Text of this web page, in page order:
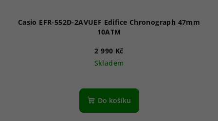
Casio EFR-552D-2AVUEF Edifice Chronograph 47mm
10ATM
2 990 Kč
Skladem
Do košíku